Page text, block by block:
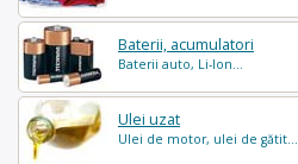
Baterii, acumulatori
Baterii auto, Li-Ion...
Ulei uzat
Ulei de motor, ulei de gătit...